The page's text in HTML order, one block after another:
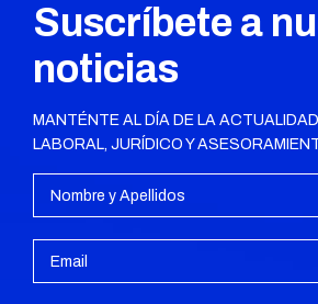
Suscríbete a
noticias
MANTÉNTE AL DÍA DE LA
LABORAL, JURÍDICO Y